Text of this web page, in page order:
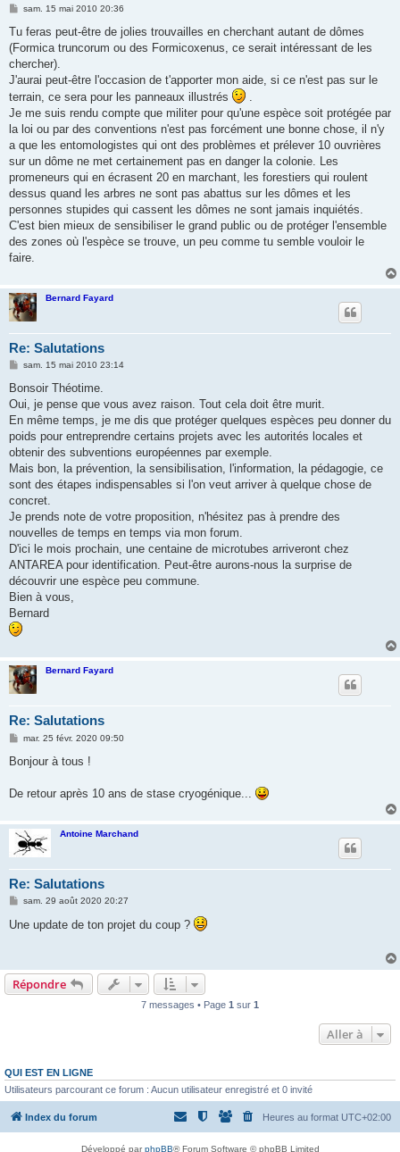
M
s
a
g
sam. 15 mai 2010 20:36
Tu feras peut-être de jolies trouvailles en cherchant autant de dômes
(Formica truncorum ou des Formicoxenus, ce serait intéressant de les
chercher).
J'aurai peut-être l'occasion de t'apporter mon aide, si ce n'est pas sur le
terrain, ce sera pour les panneaux illustrés
Je me suis rendu compte que militer pour qu'une espèce soit protégée par
la loi ou par des conventions n'est pas forcément une bonne chose, il n'y
a que les entomologistes qui ont des problèmes et prélever 10 ouvrières
sur un dôme ne met certainement pas en danger la colonie. Les
promeneurs qui en écrasent 20 en marchant, les forestiers qui roulent
dessus quand les arbres ne sont pas abattus sur les dômes et les
personnes stupides qui cassent les dômes ne sont jamais inquiétés.
C'est bien mieux de sensibiliser le grand public ou de protéger l'ensemble
des zones où l'espèce se trouve, un peu comme tu semble vouloir le
faire.
Bernard Fayard
Re: Salutations
M
s
a
g
sam. 15 mai 2010 23:14
Bonsoir Théotime.
Oui, je pense que vous avez raison. Tout cela doit être murit.
En même temps, je me dis que protéger quelques espèces peu donner du
poids pour entreprendre certains projets avec les autorités locales et
obtenir des subventions européennes par exemple.
Mais bon, la prévention, la sensibilisation, l'information, la pédagogie, ce
sont des étapes indispensables si l'on veut arriver à quelque chose de
concret.
Je prends note de votre proposition, n'hésitez pas à prendre des
nouvelles de temps en temps via mon forum.
D'ici le mois prochain, une centaine de microtubes arriveront chez
ANTAREA pour identification. Peut-être aurons-nous la surprise de
découvrir une espèce peu commune.
Bien à vous,
Bernard
Bernard Fayard
Re: Salutations
M
s
g
mar. 25 févr. 2020 09:50
Bonjour à tous !
De retour après 10 ans de stase cryogénique...
Antoine Marchand
Re: Salutations
M
s
s
sam. 29 août 2020 20:27
Une update de ton projet du coup ?
Répondre
7 messages • Page 1 sur 1
Aller à
QUI EST EN LIGNE
Utilisateurs parcourant ce forum : Aucun utilisateur enregistré et 0 invité
Index du forum Heures au format UTC+02:00
Développé parphpBB® Forum Software © phpBB Limited